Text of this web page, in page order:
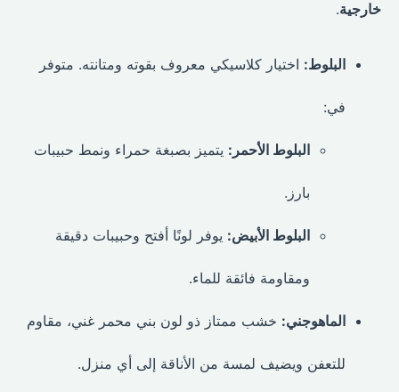
خارجية.
البلوط:اختيار كلاسيكي معروف بقوته ومتانته. متوفر
في:
البلوط الأحمر:يتميز بصبغة حمراء ونمط حبيبات
بارز.
البلوط الأبيض: يوفر لونًا أفتح وحبيبات دقيقة
ومقاومة فائقة للماء.
الماهوجني: خشب ممتاز ذو لون بني محمر غني، مقاوم
للتعفن ويضيف لمسة من الأناقة إلى أي منزل.